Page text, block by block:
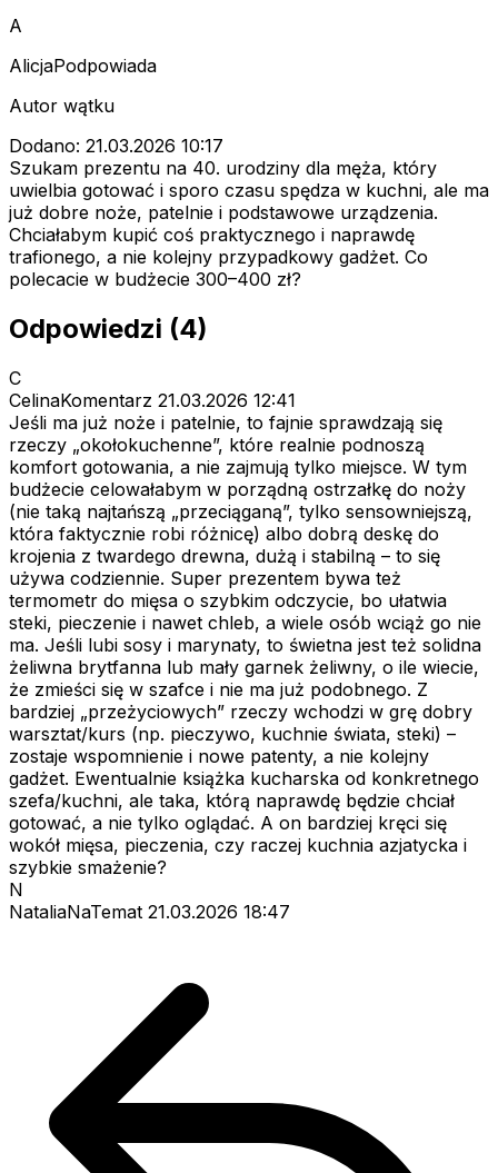
A
AlicjaPodpowiada
Autor wątku
Dodano: 21.03.2026 10:17
Szukam prezentu na 40. urodziny dla męża, który
uwielbia gotować i sporo czasu spędza w kuchni, ale ma
już dobre noże, patelnie i podstawowe urządzenia.
Chciałabym kupić coś praktycznego i naprawdę
trafionego, a nie kolejny przypadkowy gadżet. Co
polecacie w budżecie 300–400 zł?
Odpowiedzi (4)
C
CelinaKomentarz 21.03.2026 12:41
Jeśli ma już noże i patelnie, to fajnie sprawdzają się
rzeczy „okołokuchenne”, które realnie podnoszą
komfort gotowania, a nie zajmują tylko miejsce. W tym
budżecie celowałabym w porządną ostrzałkę do noży
(nie taką najtańszą „przeciąganą”, tylko sensowniejszą,
która faktycznie robi różnicę) albo dobrą deskę do
krojenia z twardego drewna, dużą i stabilną – to się
używa codziennie. Super prezentem bywa też
termometr do mięsa o szybkim odczycie, bo ułatwia
steki, pieczenie i nawet chleb, a wiele osób wciąż go nie
ma. Jeśli lubi sosy i marynaty, to świetna jest też solidna
żeliwna brytfanna lub mały garnek żeliwny, o ile wiecie,
że zmieści się w szafce i nie ma już podobnego. Z
bardziej „przeżyciowych” rzeczy wchodzi w grę dobry
warsztat/kurs (np. pieczywo, kuchnie świata, steki) –
zostaje wspomnienie i nowe patenty, a nie kolejny
gadżet. Ewentualnie książka kucharska od konkretnego
szefa/kuchni, ale taka, którą naprawdę będzie chciał
gotować, a nie tylko oglądać. A on bardziej kręci się
wokół mięsa, pieczenia, czy raczej kuchnia azjatycka i
szybkie smażenie?
N
NataliaNaTemat 21.03.2026 18:47